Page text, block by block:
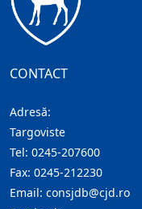
CONTACT
Adresă:
Targoviste
Tel: 0245-207600
Fax: 0245-212230
Email: consjdb@cjd.ro